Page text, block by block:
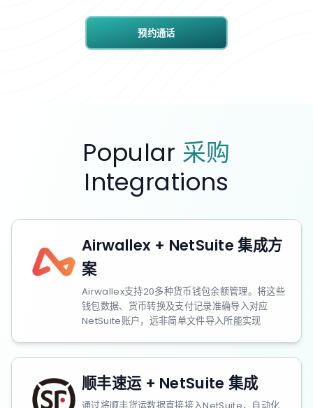
预约通话
Popular 采购
Integrations
Airwallex + NetSuite 集成方
案
Airwallex支持20多种货币钱包余额管理。将这些
钱包数据、货币转换及支付记录准确导入对应
NetSuite账户，远非简单文件导入所能实现
顺丰速运 + NetSuite 集成